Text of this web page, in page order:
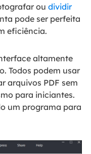
ou dividir
pode ser perfeita
eficiência.
altamente
Todos podem usar
arquivos PDF sem
para iniciantes.
um programa para